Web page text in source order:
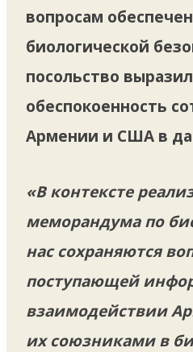
вопросам
биологической
посольство
обеспокоенность
Армении и США в
«В контексте
меморандума по
нас сохраняются
поступающей
взаимодействии
их союзниками в